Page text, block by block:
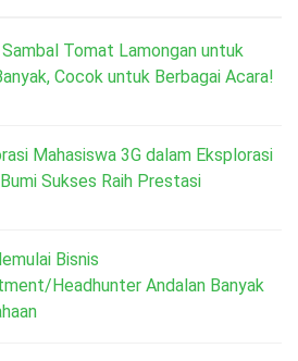
Tomat Lamongan untuk
Cocok untuk Berbagai Acara!
Mahasiswa 3G dalam Eksplorasi
Sukses Raih Prestasi
Bisnis
Headhunter Andalan Banyak